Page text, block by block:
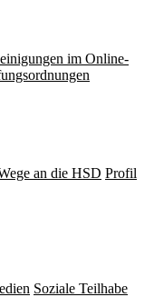
im Online-
an die HSD Profil
Soziale Teilhabe